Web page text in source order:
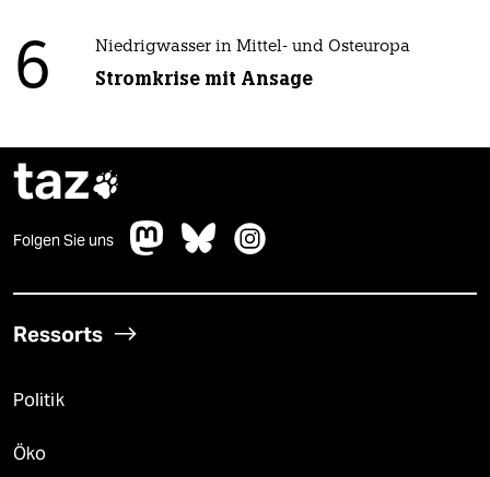
6 Niedrigwasser in Mittel- und Osteuropa
Stromkrise mit Ansage
taz
Folgen Sie uns
Ressorts
Politik
Öko